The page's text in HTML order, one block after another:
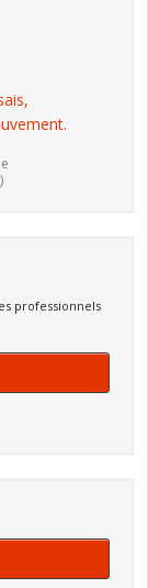
professionnels